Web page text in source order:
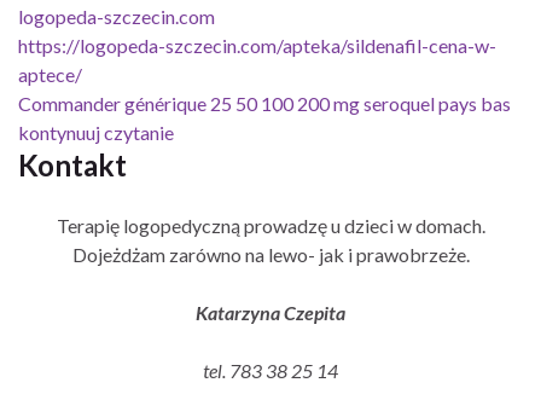
logopeda-szczecin.com
https://logopeda-szczecin.com/apteka/sildenafil-cena-w-
aptece/
Commander générique 25 50 100 200 mg seroquel pays bas
kontynuuj czytanie
Kontakt
Terapię logopedyczną prowadzę u dzieci w domach.
Dojeżdżam zarówno na lewo- jak i prawobrzeże.
Katarzyna Czepita
tel. 783 38 25 14